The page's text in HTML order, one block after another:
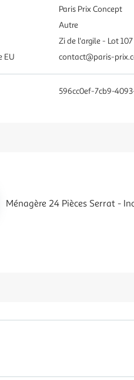
Paris Prix Concept
Autre
Zi de l'argile - Lot
EU
contact@paris-
596cc0ef-7cb9-
Ménagère 24 Pièces Serrat -